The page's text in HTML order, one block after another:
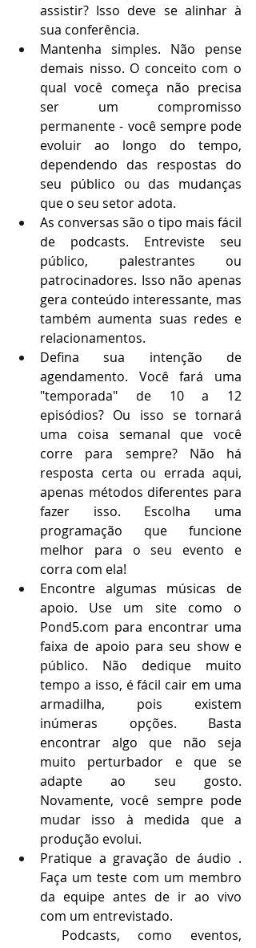
assistir? Isso deve se alinhar à
sua conferência.
Mantenha simples. Não pense
demais nisso. O conceito com o
qual você começa não precisa
ser um compromisso
permanente - você sempre pode
evoluir ao longo do tempo,
dependendo das respostas do
seu público ou das mudanças
que o seu setor adota.
As conversas são o tipo mais fácil
de podcasts. Entreviste seu
público, palestrantes ou
patrocinadores. Isso não apenas
gera conteúdo interessante, mas
também aumenta suas redes e
relacionamentos.
Defina sua intenção de
agendamento. Você fará uma
"temporada" de 10 a 12
episódios? Ou isso se tornará
uma coisa semanal que você
corre para sempre? Não há
resposta certa ou errada aqui,
apenas métodos diferentes para
fazer isso. Escolha uma
programação que funcione
melhor para o seu evento e
corra com ela!
Encontre algumas músicas de
apoio. Use um site como o
Pond5.com para encontrar uma
faixa de apoio para seu show e
público. Não dedique muito
tempo a isso, é fácil cair em uma
armadilha, pois existem
inúmeras opções. Basta
encontrar algo que não seja
muito perturbador e que se
adapte ao seu gosto.
Novamente, você sempre pode
mudar isso à medida que a
produção evolui.
Pratique a gravação de áudio .
Faça um teste com um membro
da equipe antes de ir ao vivo
com um entrevistado.
Podcasts, como eventos,